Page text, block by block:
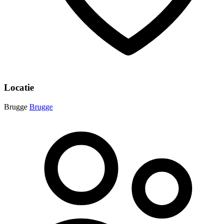
Locatie
Brugge Brugge